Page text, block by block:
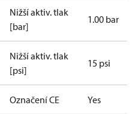
Nižší aktiv. tlak
[bar]
1.00 bar
Nižší aktiv. tlak
[psi]
15 psi
Označení CE Yes